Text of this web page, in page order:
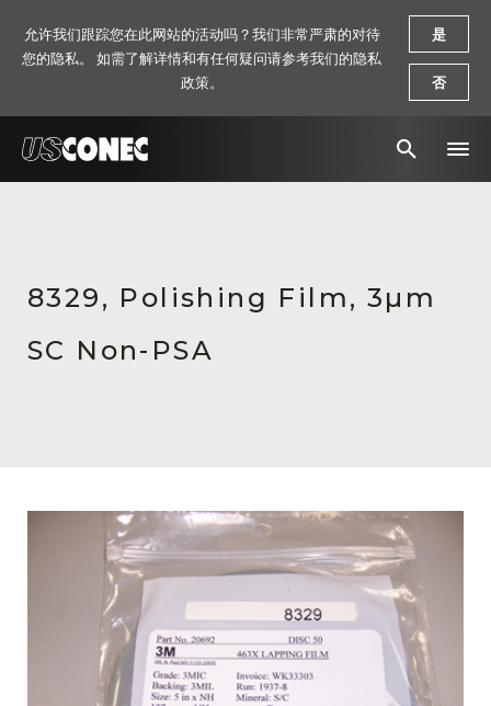
产品
资源
应用工程指导书 (AENs)
8329, Polishing Film, 3µm
SC Non-PSA
允许我们跟踪您在此网站的活动吗？我们非常严肃的对待
您的隐私。 如需了解详情和有任何疑问请参考我们的隐私
政策。
是
否